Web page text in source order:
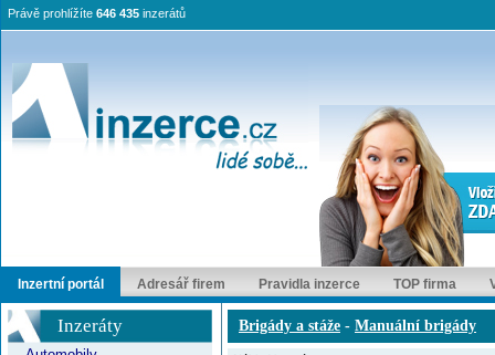
Právě prohlížíte 646 435 inzerátů
Inzertní portál Adresář firem Pravidla inzerce TOP firma
Inzeráty Brigády a stáže - Manuální brigády